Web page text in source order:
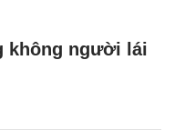
không người lái